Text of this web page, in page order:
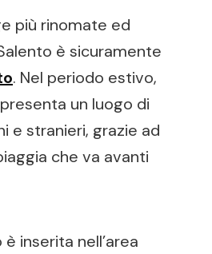
più rinomate ed
è sicuramente
. Nel periodo estivo,
un luogo di
e stranieri, grazie ad
che va avanti
inserita nell’area